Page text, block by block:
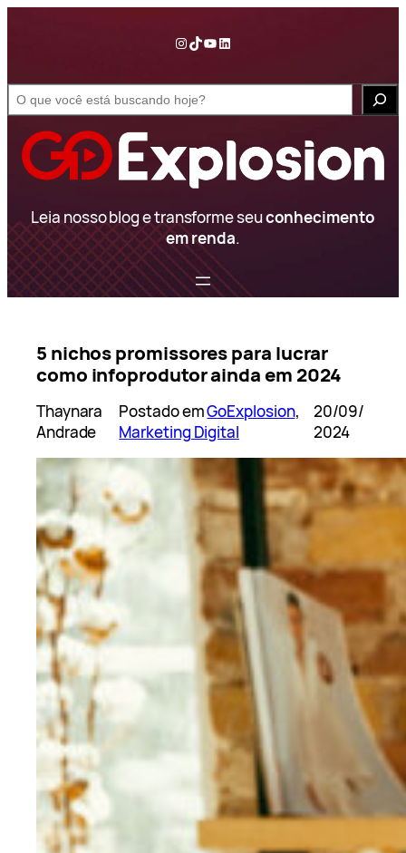
conteúdo
InstagramTikTok YouTube LinkedIn
e
Leia nosso blog e transforme seuconhecimento
em renda.
5 nichos promissores para lucrar
como infoprodutor ainda em 2024
Thaynara
Andrade
Postado emGoExplosion
Marketing Digital
20/09/
2024